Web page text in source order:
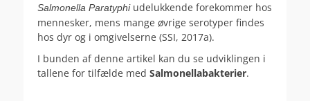
Salmonella Paratyphi udelukkende forekommer hos
mennesker, mens mange øvrige serotyper findes
hos dyr og i omgivelserne (SSI, 2017a).
I bunden af denne artikel kan du se udviklingen i
tallene for tilfælde med Salmonellabakterier.